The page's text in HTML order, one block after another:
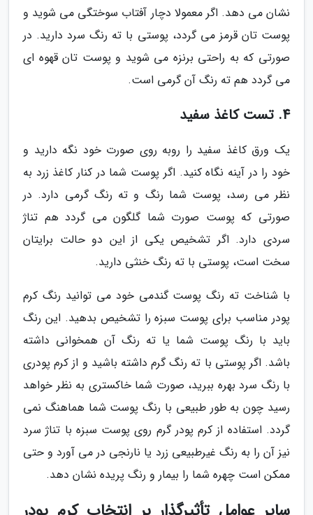
نشان می دهد. اگر معمولا دچار آفتاب سوختگی می شوید و
پوست تان قرمز می گردد، پوستی با ته رنگ سرد دارید. در
صورتی که به راحتی برنزه می شوید و پوست تان قهوه ای
می گردد هم ته رنگ آن گرمی است.
4. تست کاغذ سفید
یک ورق کاغذ سفید را روبه روی صورت خود نگه دارید و
خود را در آینه نگاه کنید. اگر پوست شما در کنار کاغذ زرد به
نظر می رسد، پوست شما رنگ و ته رنگ گرمی دارد. در
صورتی که پوست صورت شما گلگون می گردد هم تناژ
سردی دارد. اگر تشخیص یکی از این دو حالت برایتان
سخت است، پوستی با ته رنگ خنثی دارید.
با شناخت ته رنگ پوست گندمی خود می توانید رنگ کرم
پودر مناسب برای پوست سبزه را تشخیص بدهید. این رنگ
باید با رنگ پوست شما یا ته رنگ آن همخوانی داشته
باشد. اگر پوستی با ته رنگ گرم داشته باشید و از کرم پودری
با رنگ سرد بهره ببرید، صورت شما خاکستری به نظر خواهد
رسید چون به طور طبیعی با رنگ پوست شما هماهنگ نمی
گردد. استفاده از کرم پودر گرم روی پوست سبزه با تناژ سرد
نیز آن را به رنگ غیرطبیعی زرد یا نارنجی در می آورد و حتی
ممکن است چهره شما را بیمار و رنگ پریده نشان دهد.